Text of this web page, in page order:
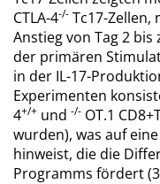
CTLA-4-/- Tc17-
Anstieg von Tag 2
der primären
in der IL-17-
Experimenten
4+/+ und -/- OT.1
wurden), was auf
hinweist, die die
Programms fördert